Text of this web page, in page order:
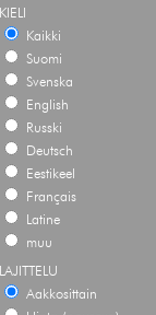
KIELI
Kaikki
Suomi
Svenska
English
Russki
Deutsch
Eestikeel
Français
Latine
muu
LAJITTELU
Aakkosittain